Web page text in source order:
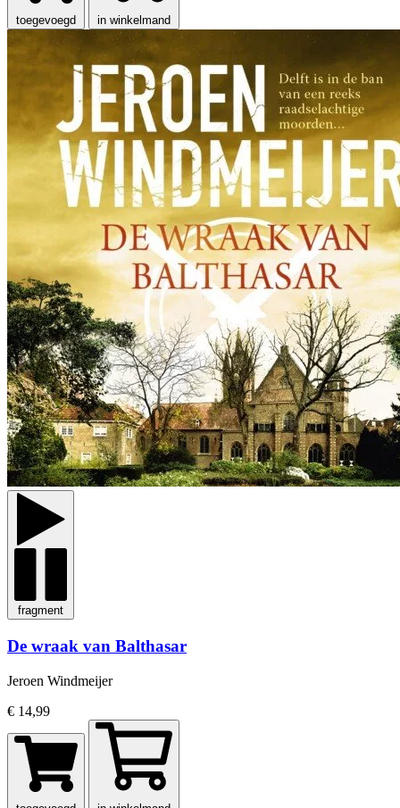
toegevoegd in winkelmand
fragment
De wraak van Balthasar
Jeroen Windmeijer
€ 14,99